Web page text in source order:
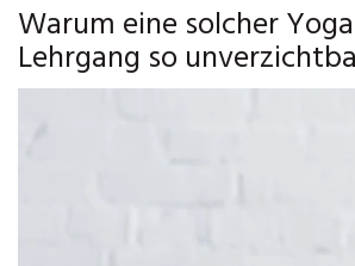
Warum eine solcher
Lehrgang so